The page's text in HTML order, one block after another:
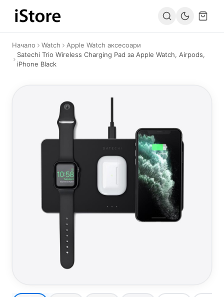
Към съдържанието
Начало Watch
Apple Watch аксесоари
Satechi Trio Wireless Charging Pad за Apple Watch, Airpods,
iPhone Black